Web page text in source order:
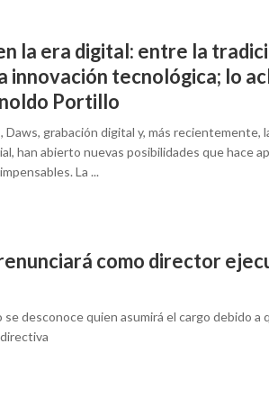
la era digital: entre la
innovación tecnológica; lo
Portillo
Daws, grabación digital y, más recientemente,
han abierto nuevas posibilidades que hace
La ...
como director
desconoce quien asumirá el cargo debido a